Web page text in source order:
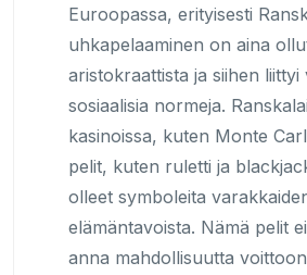
Euroopassa, erityisesti
uhkapelaaminen on aina
aristokraattista ja siihen liittyi
sosiaalisia normeja.
kasinoissa, kuten Monte
pelit, kuten ruletti ja
olleet symboleita
elämäntavoista. Nämä pelit
anna mahdollisuutta